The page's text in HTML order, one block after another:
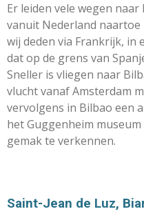
Er leiden vele wegen
vanuit Nederland naartoe
wij deden via Frankrijk, in
dat op de grens van
Sneller is vliegen naar
vlucht vanaf Amsterdam
vervolgens in Bilbao een
het Guggenheim
gemak te verkennen.
Saint-Jean de Luz,